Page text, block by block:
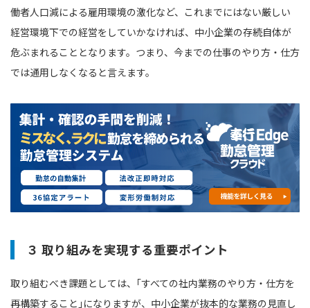
働者人口減による雇用環境の激化など、これまでにはない厳しい
経営環境下での経営をしていかなければ、中小企業の存続自体が
危ぶまれることとなります。つまり、今までの仕事のやり方・仕方
では通用しなくなると言えます。
３ 取り組みを実現する重要ポイント
取り組むべき課題としては、｢すべての社内業務のやり方・仕方を
再構築すること｣になりますが、中小企業が抜本的な業務の見直し